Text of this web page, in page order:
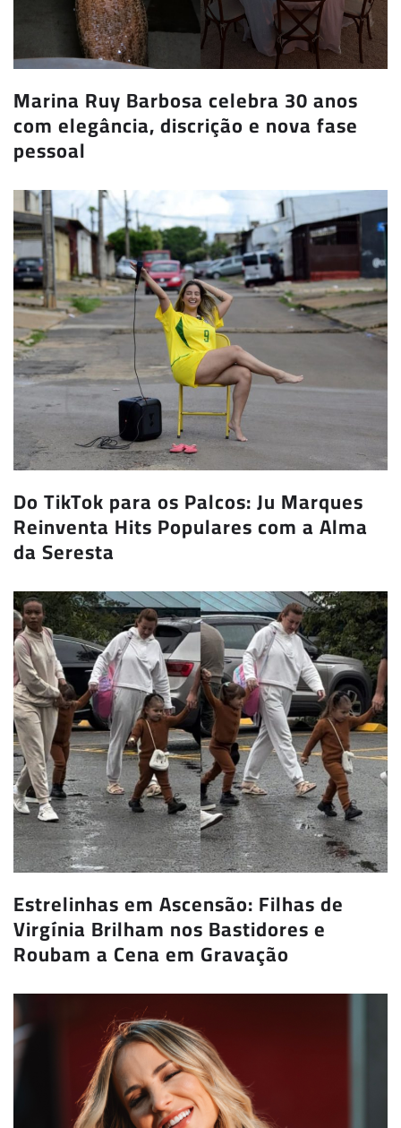
Marina Ruy Barbosa celebra 30 anos
com elegância, discrição e nova fase
pessoal
Do TikTok para os Palcos: Ju Marques
Reinventa Hits Populares com a Alma
da Seresta
Estrelinhas em Ascensão: Filhas de
Virgínia Brilham nos Bastidores e
Roubam a Cena em Gravação